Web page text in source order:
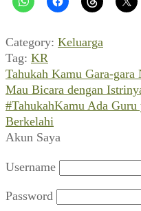
Category: Keluarga
Tag: KR
Navigasi
pos
Previous
post:
Tahukah Kamu Gara-gara
Mau Bicara dengan
Next
post:
#TahukahKamu Ada
Berkelahi
Akun Saya
Username
Password